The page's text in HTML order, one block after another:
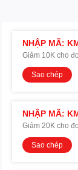
NHẬP MÃ:
Giảm 10K cho
Sao chép
NHẬP MÃ:
Giảm 20K cho
Sao chép